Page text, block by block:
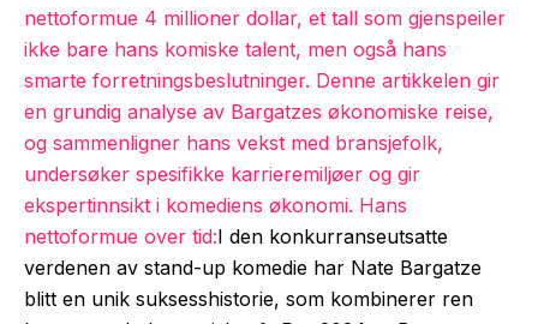
nettoformue 4 millioner dollar, et tall som gjenspeiler
ikke bare hans komiske talent, men også hans
smarte forretningsbeslutninger. Denne artikkelen gir
en grundig analyse av Bargatzes økonomiske reise,
og sammenligner hans vekst med bransjefolk,
undersøker spesifikke karrieremiljøer og gir
ekspertinnsikt i komediens økonomi. Hans
nettoformue over tid:I den konkurranseutsatte
verdenen av stand-up komedie har Nate Bargatze
blitt en unik suksesshistorie, som kombinerer ren